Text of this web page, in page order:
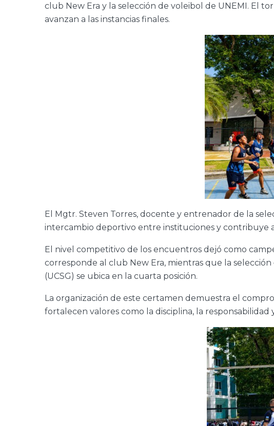
club New Era y la selección de voleibol de UNEMI. El
avanzan a las instancias finales.
El Mgtr. Steven Torres, docente y entrenador de la
intercambio deportivo entre instituciones y contribuye
El nivel competitivo de los encuentros dejó como
corresponde al club New Era, mientras que la
(UCSG) se ubica en la cuarta posición.
La organización de este certamen demuestra el
fortalecen valores como la disciplina, la